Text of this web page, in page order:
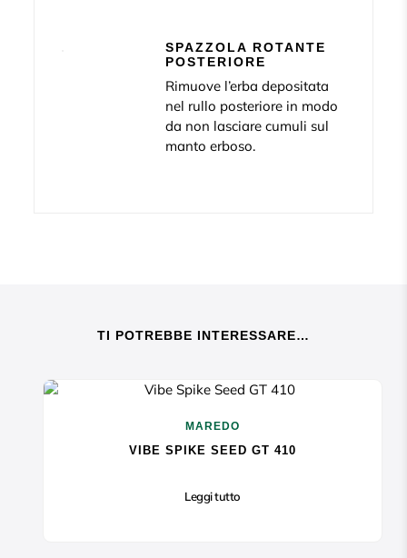
SPAZZOLA ROTANTE
POSTERIORE
Rimuove l’erba depositata
nel rullo posteriore in modo
da non lasciare cumuli sul
manto erboso.
TI POTREBBE INTERESSARE…
MAREDO
VIBE SPIKE SEED GT 410
Leggi tutto